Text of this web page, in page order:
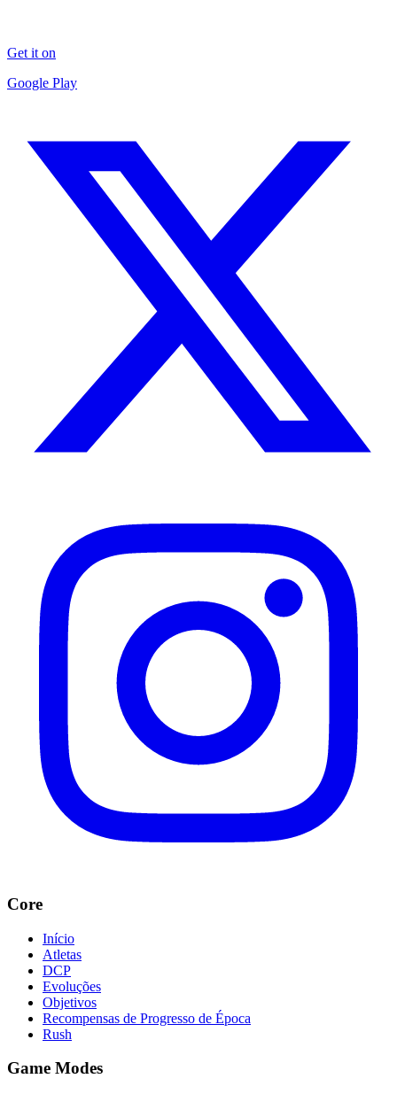
Get it on
Google Play
Core
Início
Atletas
DCP
Evoluções
Objetivos
Recompensas de Progresso de Época
Rush
Game Modes